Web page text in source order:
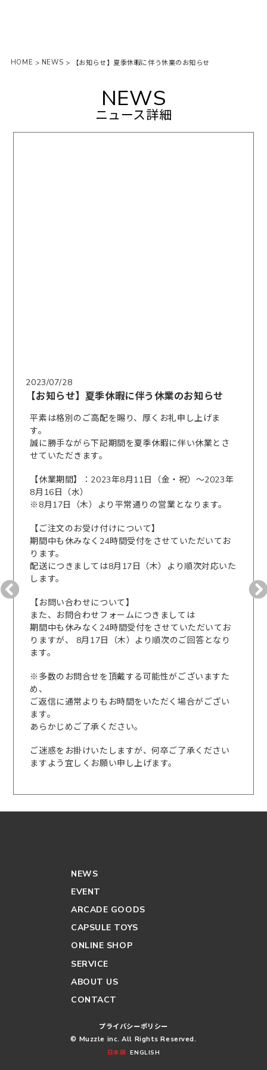
HOME > NEWS > 【お知らせ】夏季休暇に伴う休業のお知らせ
NEWS
ニュース詳細
2023/07/28
【お知らせ】夏季休暇に伴う休業のお知らせ
平素は格別のご高配を賜り、厚くお礼申し上げま
す。
誠に勝手ながら下記期間を夏季休暇に伴い休業とさ
せていただきます。
【休業期間】：2023年8月11日（金・祝）～2023年
8月16日（水）
※8月17日（木）より平常通りの営業となります。
【ご注文のお受け付けについて】
期間中も休みなく24時間受付をさせていただいてお
ります。
配送につきましては8月17日（木）より順次対応いた
します。
【お問い合わせについて】
また、お問合わせフォームにつきましては
期間中も休みなく24時間受付をさせていただいてお
りますが、 8月17日（木）より順次のご回答となり
ます。
※多数のお問合せを頂戴する可能性がございますた
め、
ご返信に通常よりもお時間をいただく場合がござい
ます。
あらかじめご了承ください。
ご迷惑をお掛けいたしますが、何卒ご了承ください
ますよう宜しくお願い申し上げます。
NEWS
EVENT
ARCADE GOODS
CAPSULE TOYS
ONLINE SHOP
SERVICE
ABOUT US
CONTACT
プライバシーポリシー
© Muzzle inc. All Rights Reserved.
ENGLISH
日本語